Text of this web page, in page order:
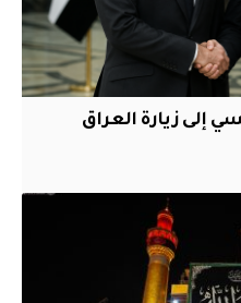
إلى زيارة العراق